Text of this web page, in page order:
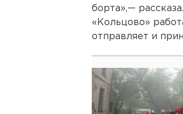
борта»,—
«Кольцово»
отправляет и